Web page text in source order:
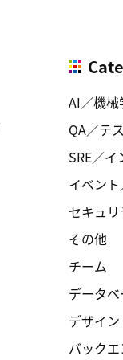
AI／機械
QA／テ
SRE／
イベン
セキュ
その他
チーム
データ
デザイン
バック